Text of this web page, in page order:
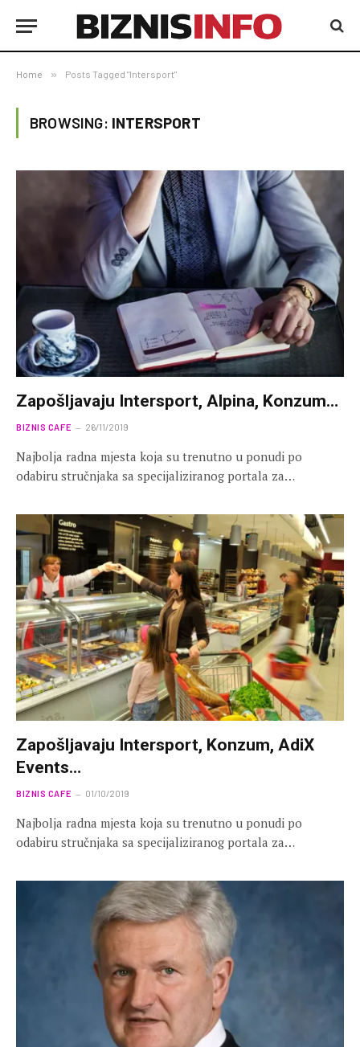
Home » Posts Tagged "Intersport"
BROWSING: INTERSPORT
Zapošljavaju Intersport, Alpina, Konzum…
BIZNIS CAFE 26/11/2019
Najbolja radna mjesta koja su trenutno u ponudi po
odabiru stručnjaka sa specijaliziranog portala za…
Zapošljavaju Intersport, Konzum, AdiX
Events…
BIZNIS CAFE 01/10/2019
Najbolja radna mjesta koja su trenutno u ponudi po
odabiru stručnjaka sa specijaliziranog portala za…